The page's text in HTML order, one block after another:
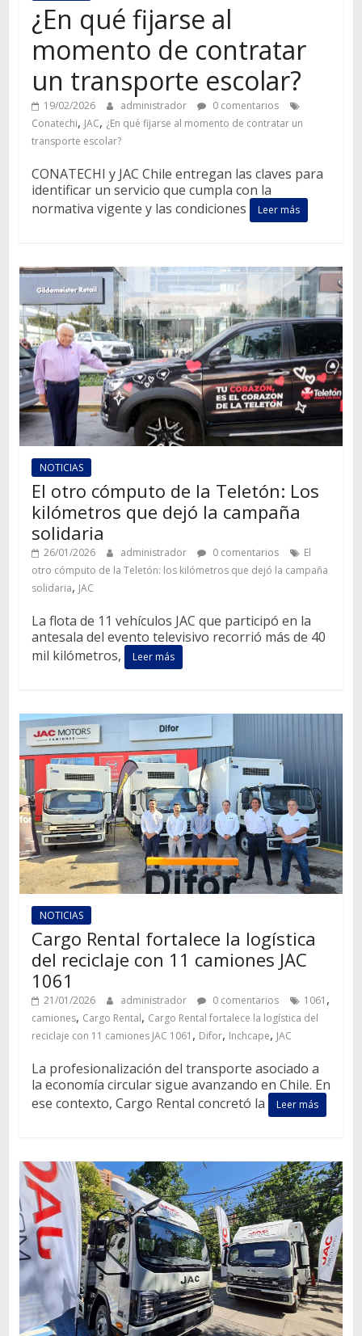
¿En qué fijarse al
momento de contratar
un transporte escolar?
19/02/2026 administrador
0 comentarios
Conatechi, JAC, ¿En qué fijarse al momento de contratar un
transporte escolar?
CONATECHI y JAC Chile entregan las claves para
identificar un servicio que cumpla con la
normativa vigente y las condiciones
Leer más
NOTICIAS
El otro cómputo de la Teletón: Los
kilómetros que dejó la campaña
solidaria
26/01/2026 administrador 0 comentarios
El
otro cómputo de la Teletón: los kilómetros que dejó la campaña
solidaria, JAC
La flota de 11 vehículos JAC que participó en la
antesala del evento televisivo recorrió más de 40
mil kilómetros,
Leer más
NOTICIAS
Cargo Rental fortalece la logística
del reciclaje con 11 camiones JAC
1061
21/01/2026 administrador 0 comentarios 1061 ,
camiones, Cargo Rental, Cargo Rental fortalece la logística del
reciclaje con 11 camiones JAC 1061 , Difor, Inchcape, JAC
La profesionalización del transporte asociado a
la economía circular sigue avanzando en Chile. En
ese contexto, Cargo Rental concretó la
Leer más